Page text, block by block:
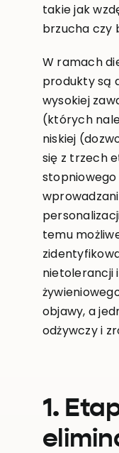
takie jak
brzucha czy
W ramach
produkty są
wysokiej
(których
niskiej
się z trzech
temu
nietolerancji
objawy, a
odżywczy i
1.